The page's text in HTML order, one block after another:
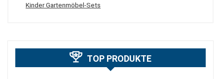
Kinder Gartenmöbel-Sets
TOP PRODUKTE